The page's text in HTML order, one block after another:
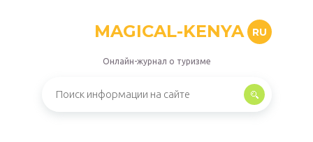
MAGICAL-KENYA RU
Онлайн-журнал о туризме